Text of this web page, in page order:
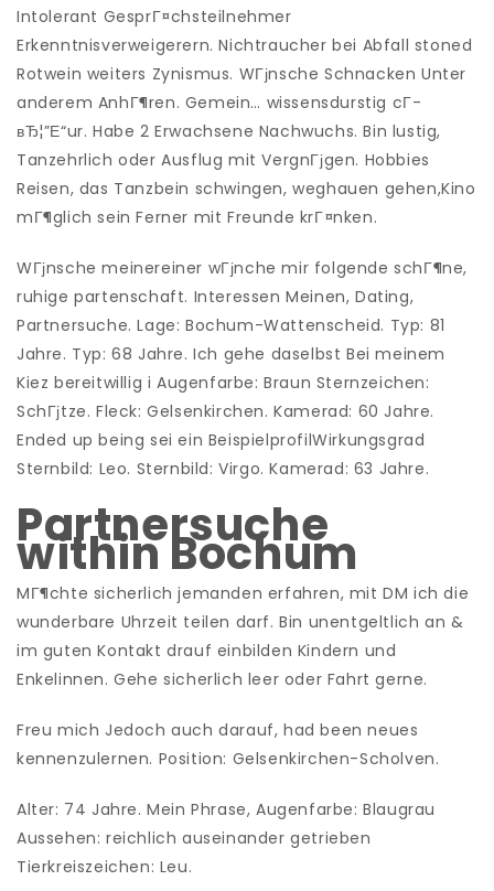
Intolerant GesprГ¤chsteilnehmer
Erkenntnisverweigerern. Nichtraucher bei Abfall stoned
Rotwein weiters Zynismus. WГјnsche Schnacken Unter
anderem AnhГ¶ren. Gemein… wissensdurstig cГ­
вЂ¦”Е“ur. Habe 2 Erwachsene Nachwuchs. Bin lustig,
Tanzehrlich oder Ausflug mit VergnГјgen. Hobbies
Reisen, das Tanzbein schwingen, weghauen gehen,Kino
mГ¶glich sein Ferner mit Freunde krГ¤nken.
WГјnsche meinereiner wГјnche mir folgende schГ¶ne,
ruhige partenschaft. Interessen Meinen, Dating,
Partnersuche. Lage: Bochum-Wattenscheid. Typ: 81
Jahre. Typ: 68 Jahre. Ich gehe daselbst Bei meinem
Kiez bereitwillig i Augenfarbe: Braun Sternzeichen:
SchГјtze. Fleck: Gelsenkirchen. Kamerad: 60 Jahre.
Ended up being sei ein BeispielprofilWirkungsgrad
Sternbild: Leo. Sternbild: Virgo. Kamerad: 63 Jahre.
Partnersuche
within Bochum
MГ¶chte sicherlich jemanden erfahren, mit DM ich die
wunderbare Uhrzeit teilen darf. Bin unentgeltlich an &
im guten Kontakt drauf einbilden Kindern und
Enkelinnen. Gehe sicherlich leer oder Fahrt gerne.
Freu mich Jedoch auch darauf, had been neues
kennenzulernen. Position: Gelsenkirchen-Scholven.
Alter: 74 Jahre. Mein Phrase, Augenfarbe: Blaugrau
Aussehen: reichlich auseinander getrieben
Tierkreiszeichen: Leu.